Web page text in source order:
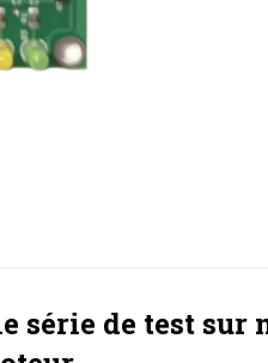
série de test sur